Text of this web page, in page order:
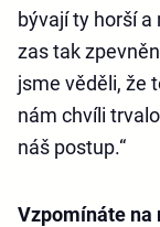
bývají ty horší
zas tak
jsme věděli, že
nám chvíli
náš postup.“
Vzpomínáte na